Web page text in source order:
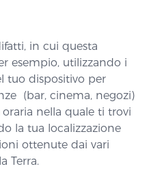
in cui questa
esempio, utilizzando i
tuo dispositivo per
(bar, cinema, negozi)
nella quale ti trovi
la tua localizzazione
ottenute dai vari
Terra.